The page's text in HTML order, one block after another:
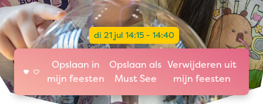
di 21 jul 14:15 - 14:40
Opslaan in
mijn feesten
Opslaan als
Must See
Verwijderen uit
mijn feesten